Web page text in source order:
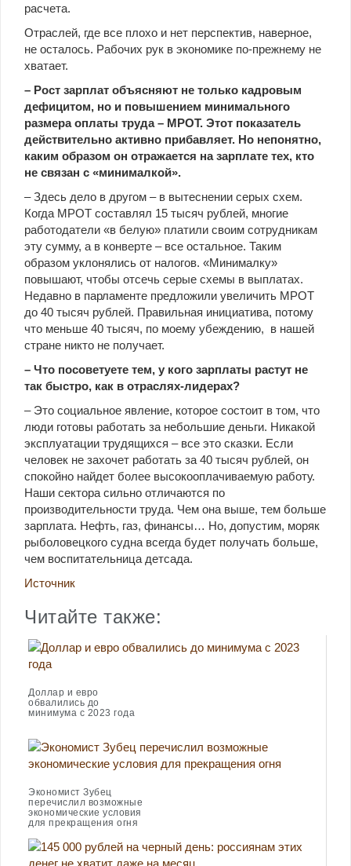
расчета.
Отраслей, где все плохо и нет перспектив, наверное,
не осталось. Рабочих рук в экономике по-прежнему не
хватает.
–​ Рост зарплат объясняют не только кадровым
дефицитом, но и повышением минимального
размера оплаты труда – МРОТ. Этот показатель
действительно активно прибавляет. Но непонятно,
каким образом он отражается на зарплате тех, кто
не связан с «минималкой».
– Здесь дело в другом – в вытеснении серых схем.
Когда МРОТ составлял 15 тысяч рублей, многие
работодатели «в белую» платили своим сотрудникам
эту сумму, а в конверте – все остальное. Таким
образом уклонялись от налогов. «Минималку»
повышают, чтобы отсечь серые схемы в выплатах.
Недавно в парламенте предложили увеличить МРОТ
до 40 тысяч рублей. Правильная инициатива, потому
что меньше 40 тысяч, по моему убеждению, в нашей
стране никто не получает.
–​ Что посоветуете тем, у кого зарплаты растут не
так быстро, как в отраслях-лидерах?
– Это социальное явление, которое состоит в том, что
люди готовы работать за небольшие деньги. Никакой
эксплуатации трудящихся – все это сказки. Если
человек не захочет работать за 40 тысяч рублей, он
спокойно найдет более высокооплачиваемую работу.
Наши сектора сильно отличаются по
производительности труда. Чем она выше, тем больше
зарплата. Нефть, газ, финансы… Но, допустим, моряк
рыболовецкого судна всегда будет получать больше,
чем воспитательница детсада.
Источник
Читайте также:
Доллар и евро
обвалились до
минимума с 2023 года
Экономист Зубец
перечислил возможные
экономические условия
для прекращения огня